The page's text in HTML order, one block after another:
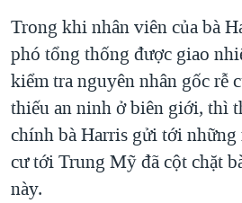
Trong khi nhân viên của bà
phó tổng thống được giao
kiểm tra nguyên nhân gốc rễ
thiếu an ninh ở biên giới, thì
chính bà Harris gửi tới
cư tới Trung Mỹ đã cột chặt
này.